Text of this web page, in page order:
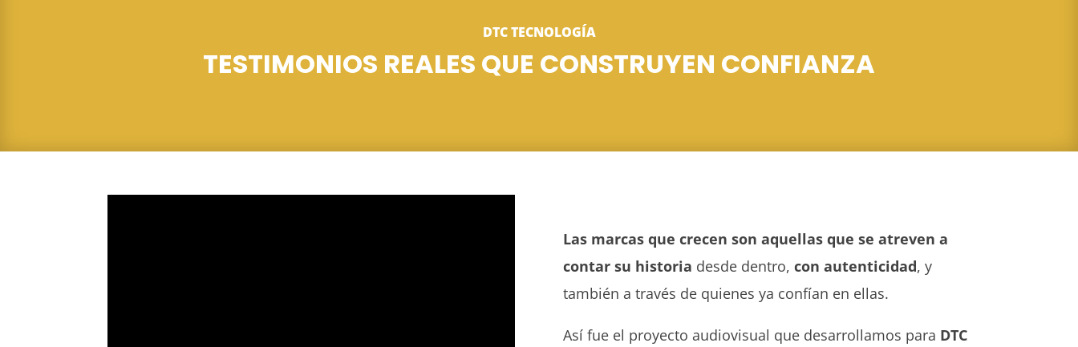
DTC TECNOLOGÍA
TESTIMONIOS REALES QUE CONSTRUYEN CONFIANZA
Las marcas que crecen son aquellas que se atreven a
contar su historia desde dentro, con autenticidad, y
también a través de quienes ya confían en ellas.
Así fue el proyecto audiovisual que desarrollamos para DTC